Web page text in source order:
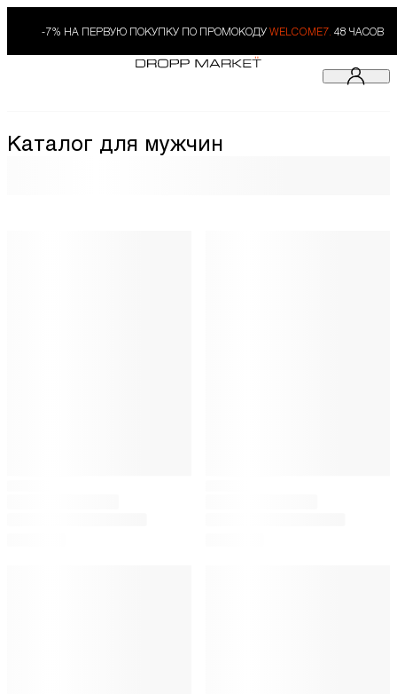
-7% НА ПЕРВУЮ ПОКУПКУ ПО ПРОМОКОДУ WELCOME7. 48 ЧАСОВ
Каталог для мужчин